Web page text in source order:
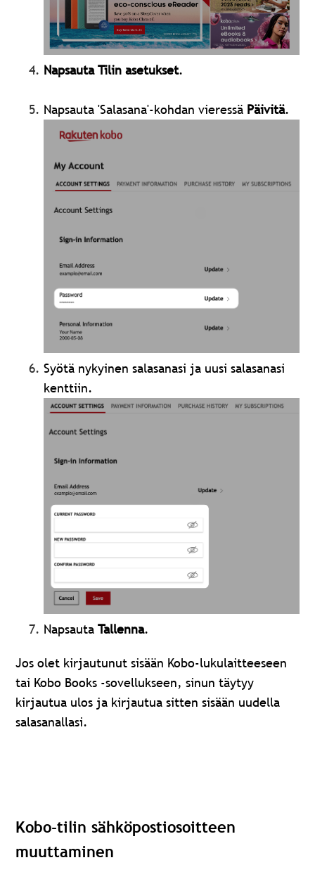
Napsauta Tilin asetukset.
Napsauta 'Salasana'-kohdan vieressä Päivitä.
Syötä nykyinen salasanasi ja uusi salasanasi
kenttiin.
NapsautaTallenna.
Jos olet kirjautunut sisään Kobo-lukulaitteeseen
tai Kobo Books -sovellukseen, sinun täytyy
kirjautua ulos ja kirjautua sitten sisään uudella
salasanallasi.
Kobo-tilin sähköpostiosoitteen
muuttaminen